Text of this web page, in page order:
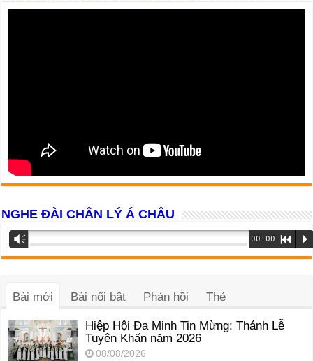
NGHE ĐÀI CHÂN LÝ Á CHÂU
Trình
phát
âm
Vm 00:00 R P
Bài mới Bài nổi bật Phản hồi Thẻ
Hiệp Hội Đa Minh Tin Mừng: Thánh Lễ
Tuyên Khấn năm 2026
08/08/2026